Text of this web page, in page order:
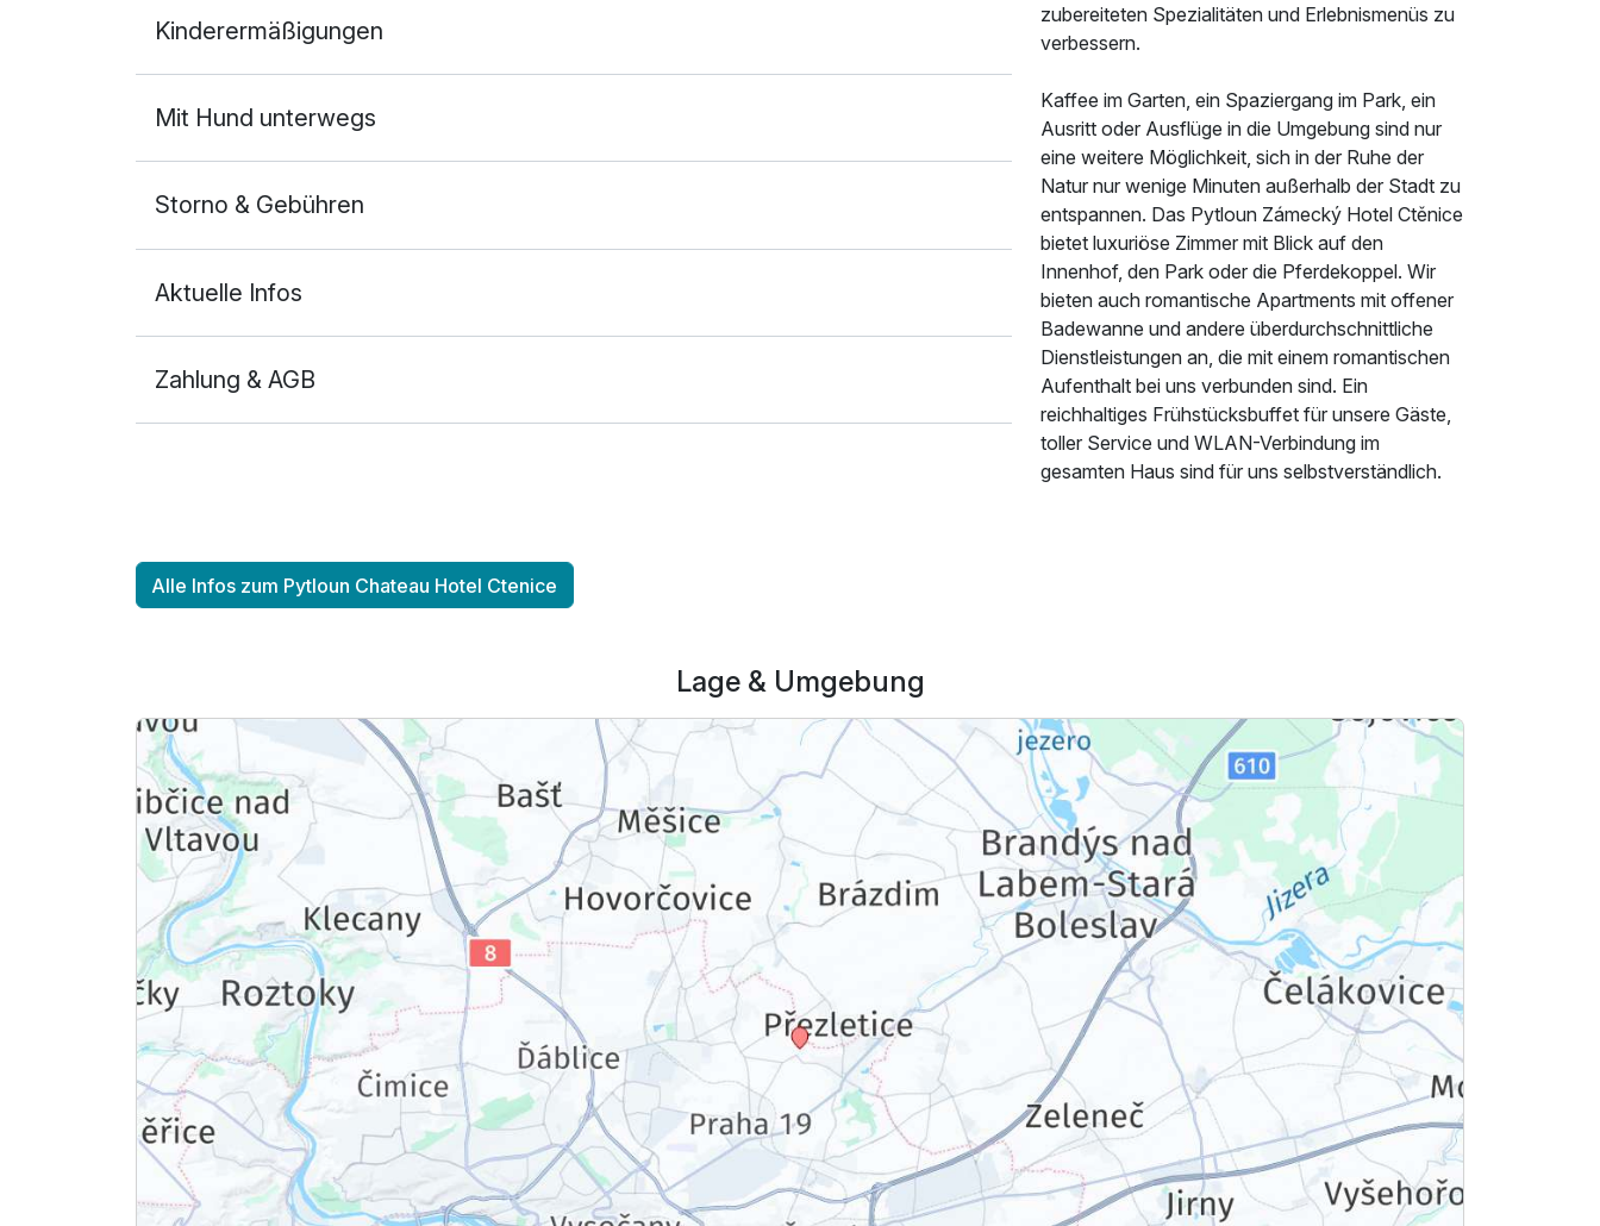
2 Erwachsene
Ausstattung
Für 4 Tage p.P. ab 256,00 €
Kinderermäßigungen
Mit Hund unterwegs
Storno & Gebühren
Aktuelle Infos
Zahlung & AGB
zubereiteten Spezialitäten und Erlebnismenüs zu
verbessern.
Kaffee im Garten, ein Spaziergang im Park, ein
Ausritt oder Ausflüge in die Umgebung sind nur
eine weitere Möglichkeit, sich in der Ruhe der
Natur nur wenige Minuten außerhalb der Stadt zu
entspannen. Das Pytloun Zámecký Hotel Ctěnice
bietet luxuriöse Zimmer mit Blick auf den
Innenhof, den Park oder die Pferdekoppel. Wir
bieten auch romantische Apartments mit offener
Badewanne und andere überdurchschnittliche
Dienstleistungen an, die mit einem romantischen
Aufenthalt bei uns verbunden sind. Ein
reichhaltiges Frühstücksbuffet für unsere Gäste,
toller Service und WLAN-Verbindung im
gesamten Haus sind für uns selbstverständlich.
Alle Infos zum Pytloun Chateau Hotel Ctenice
Lage & Umgebung